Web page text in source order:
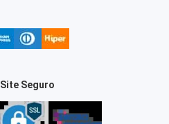
Site Seguro